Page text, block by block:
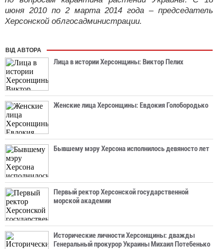
июня 2010 по 2 марта 2014 года – председатель
Херсонской облгосадминистрации.
ВІД АВТОРА
Лица в истории Херсонщины: Виктор Пелих
Женские лица Херсонщины: Евдокия Голобородько
Бывшему мэру Херсона исполнилось девяносто лет
Первый ректор Херсонской государственной
морской академии
Исторические личности Херсонщины: дважды
Генеральный прокурор Украины Михаил Потебенько